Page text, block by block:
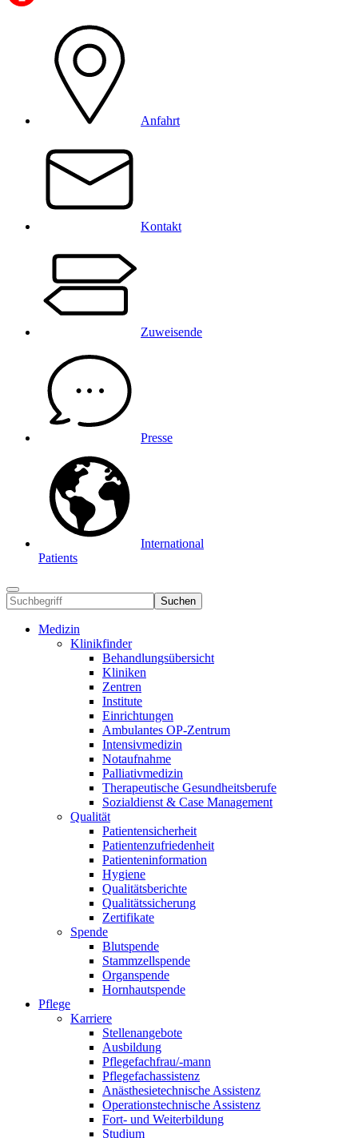
Anfahrt
Kontakt
Zuweisende
Presse
International
Patients
Suchen
Medizin
Klinikfinder
Behandlungsübersicht
Kliniken
Zentren
Institute
Einrichtungen
Ambulantes OP-Zentrum
Intensivmedizin
Notaufnahme
Palliativmedizin
Therapeutische Gesundheitsberufe
Sozialdienst & Case Management
Qualität
Patientensicherheit
Patientenzufriedenheit
Patienteninformation
Hygiene
Qualitätsberichte
Qualitätssicherung
Zertifikate
Spende
Blutspende
Stammzellspende
Organspende
Hornhautspende
Pflege
Karriere
Stellenangebote
Ausbildung
Pflegefachfrau/-mann
Pflegefachassistenz
Anästhesietechnische Assistenz
Operationstechnische Assistenz
Fort- und Weiterbildung
Studium